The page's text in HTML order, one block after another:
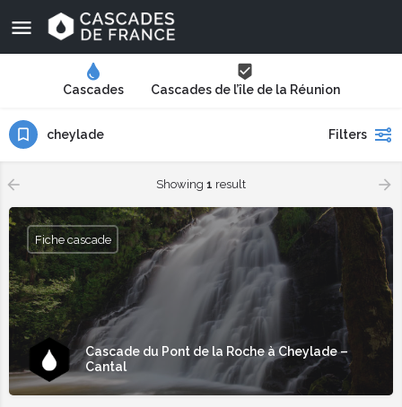
Cascades Cascades de l’île de la Réunion
cheylade Filters
Showing 1 result
Cascade du Pont de la Roche à Cheylade –
Cantal
Fiche cascade